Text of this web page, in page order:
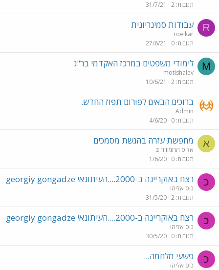
תגובות 2
31/7/21
R עבודות סמינריונית
roeikar
תגובות 0
27/6/21
M לימודי משפטים במרכז האקדמי בר"ג
motishalev
תגובות 2
10/6/21
ברוכים הבאים לפורום תפוז החדש.
Admin
תגובות 0
4/6/20
א מחפשת עזרה בהגשת מסמכים
אליס החמודה z
תגובות 0
1/6/20
כ רצח באוקריינה ב-2000....העיתונאי georgiy gongadze
כוס אליהו
תגובות 2
31/5/20
כ רצח באוקריינה ב-2000....העיתונאי georgiy gongadze
כוס אליהו
תגובות 0
30/5/20
כ פשעי מלחמה...
כוס אליהו